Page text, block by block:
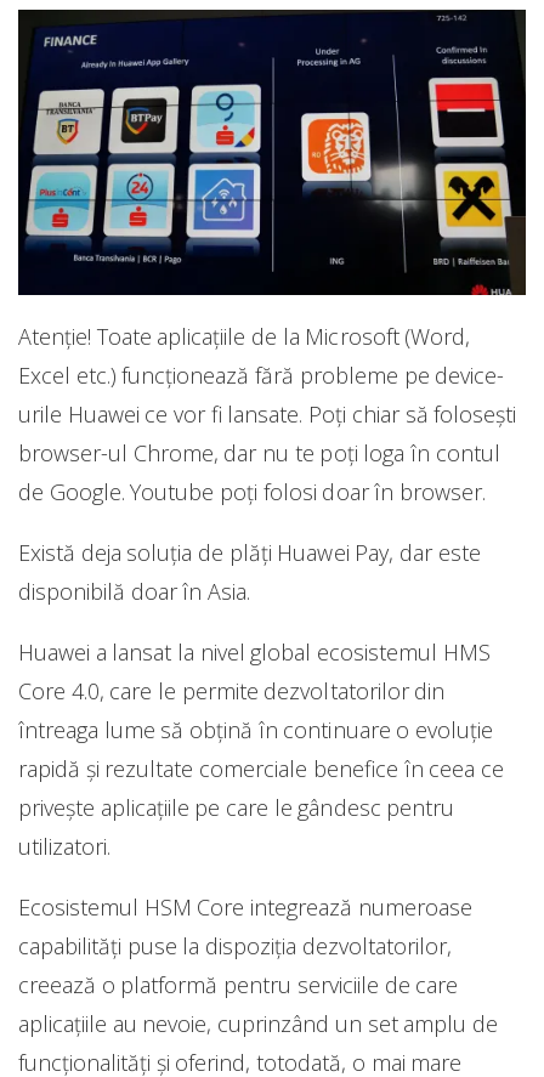
Atenție! Toate aplicațiile de la Microsoft (Word,
Excel etc.) funcționează fără probleme pe device-
urile Huawei ce vor fi lansate. Poți chiar să folosești
browser-ul Chrome, dar nu te poți loga în contul
de Google. Youtube poți folosi doar în browser.
Există deja soluția de plăți Huawei Pay, dar este
disponibilă doar în Asia.
Huawei a lansat la nivel global ecosistemul HMS
Core 4.0, care le permite dezvoltatorilor din
întreaga lume să obțină în continuare o evoluție
rapidă și rezultate comerciale benefice în ceea ce
privește aplicațiile pe care le gândesc pentru
utilizatori.
Ecosistemul HSM Core integrează numeroase
capabilități puse la dispoziția dezvoltatorilor,
creează o platformă pentru serviciile de care
aplicațiile au nevoie, cuprinzând un set amplu de
funcționalități și oferind, totodată, o mai mare